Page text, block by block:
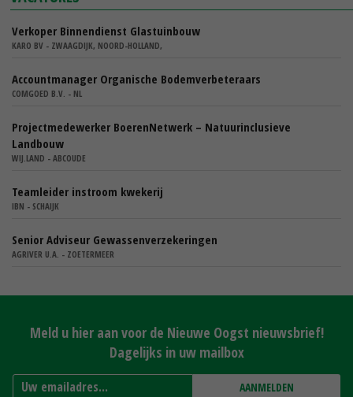
Verkoper Binnendienst Glastuinbouw
KARO BV - ZWAAGDIJK, NOORD-HOLLAND,
Accountmanager Organische Bodemverbeteraars
COMGOED B.V. - NL
Projectmedewerker BoerenNetwerk – Natuurinclusieve
Landbouw
WIJ.LAND - ABCOUDE
Teamleider instroom kwekerij
IBN - SCHAIJK
Senior Adviseur Gewassenverzekeringen
AGRIVER U.A. - ZOETERMEER
Meld u hier aan voor de Nieuwe Oogst nieuwsbrief!
Dagelijks in uw mailbox
AANMELDEN